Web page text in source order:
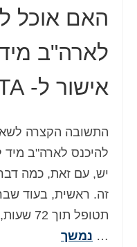
האם אוכל
לארה"ב
אישור ל- ESTA?
התשובה הקצרה
יש, עם זאת, כמה
תטופל
… נמשך